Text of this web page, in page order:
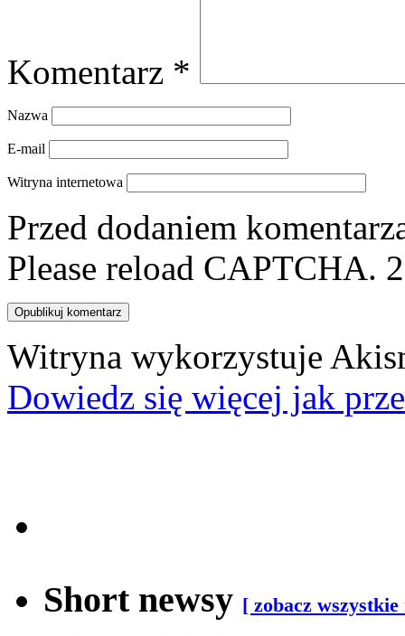
Komentarz *
Nazwa
E-mail
Witryna internetowa
Przed dodaniem
Please reload CAPTCHA. 2
Witryna wykorzystuje
Dowiedz się więcej jak
Short newsy [ zobacz wszystkie